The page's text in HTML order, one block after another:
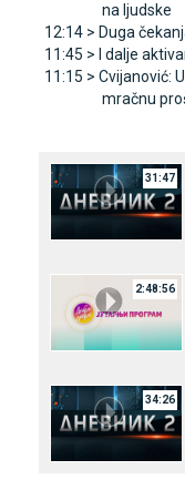
na ljudske
12:14 > Duga
11:45 >
I dalje
11:15 > Cvijanović:
mračnu
31:47
2:48:56
34:26